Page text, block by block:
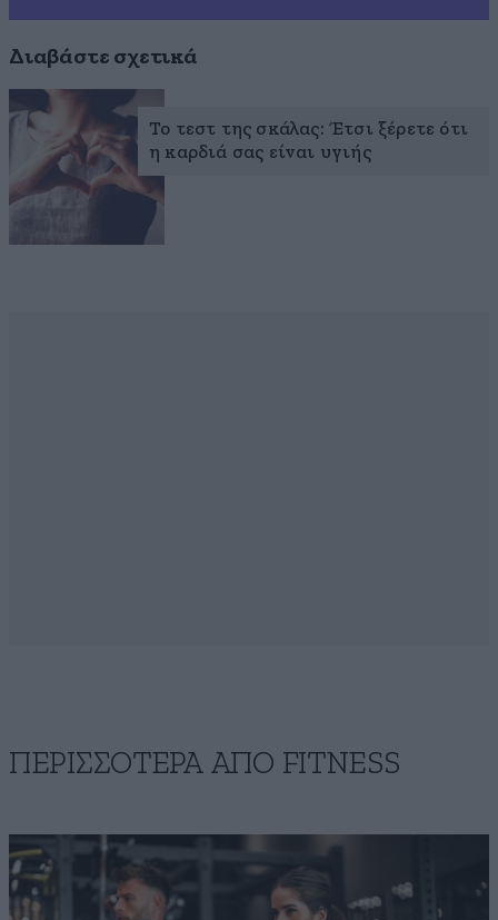
Διαβάστε σχετικά
To τεστ της σκάλας: Έτσι ξέρετε ότι
η καρδιά σας είναι υγιής
ΠΕΡΙΣΣΟΤΕΡΑ ΑΠΟ FITNESS